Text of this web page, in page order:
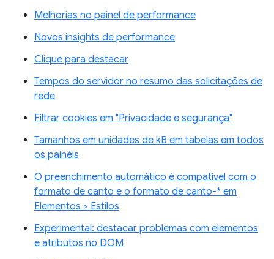
Melhorias no painel de performance
Novos insights de performance
Clique para destacar
Tempos do servidor no resumo das solicitações de
rede
Filtrar cookies em "Privacidade e segurança"
Tamanhos em unidades de kB em tabelas em todos
os painéis
O preenchimento automático é compatível com o
formato de canto e o formato de canto-* em
Elementos > Estilos
Experimental: destacar problemas com elementos
e atributos no DOM